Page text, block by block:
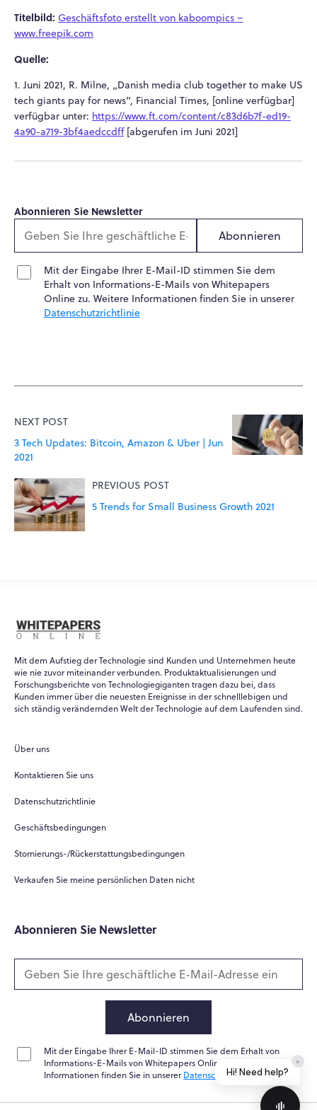
Titelbild: Geschäftsfoto erstellt von kaboompics –
www.freepik.com
Quelle:
1. Juni 2021, R. Milne, „Danish media club together to make US
tech giants pay for news“, Financial Times, [online verfügbar]
verfügbar unter: https://www.ft.com/content/c83d6b7f-ed19-
4a90-a719-3bf4aedccdff[abgerufen im Juni 2021]
Abonnieren Sie Newsletter
Abonnieren
Mit der Eingabe Ihrer E-Mail-ID stimmen Sie dem
Erhalt von Informations-E-Mails von Whitepapers
Online zu. Weitere Informationen finden Sie in unserer
Datenschutzrichtlinie
NEXT POST
3 Tech Updates: Bitcoin, Amazon & Uber | Jun
2021
PREVIOUS POST
5 Trends for Small Business Growth 2021
Mit dem Aufstieg der Technologie sind Kunden und Unternehmen heute
wie nie zuvor miteinander verbunden. Produktaktualisierungen und
Forschungsberichte von Technologiegiganten tragen dazu bei, dass
Kunden immer über die neuesten Ereignisse in der schnelllebigen und
sich ständig verändernden Welt der Technologie auf dem Laufenden sind.
Über uns
Kontaktieren Sie uns
Datenschutzrichtlinie
Geschäftsbedingungen
Stornierungs-/Rückerstattungsbedingungen
Verkaufen Sie meine persönlichen Daten nicht
Abonnieren Sie Newsletter
Abonnieren
Mit der Eingabe Ihrer E-Mail-ID stimmen Sie dem Erhalt von
Informations-E-Mails von Whitepapers Online zu. Weitere
Informationen finden Sie in unsererDatenschutzrichtlinie
Hi! Need help?
×